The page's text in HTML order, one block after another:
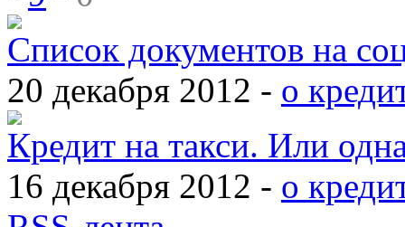
Список документов на
20 декабря 2012 - о
Кредит на такси. Или
16 декабря 2012 - о